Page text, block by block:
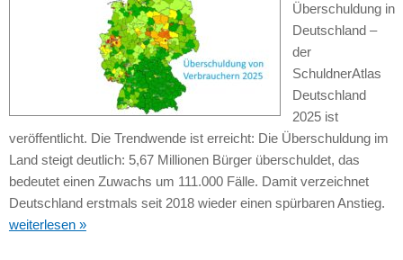
Überschuldung in
Deutschland –
der
SchuldnerAtlas
Deutschland
2025 ist
veröffentlicht. Die Trendwende ist erreicht: Die Überschuldung im
Land steigt deutlich: 5,67 Millionen Bürger überschuldet, das
bedeutet einen Zuwachs um 111.000 Fälle. Damit verzeichnet
Deutschland erstmals seit 2018 wieder einen spürbaren Anstieg.
weiterlesen »